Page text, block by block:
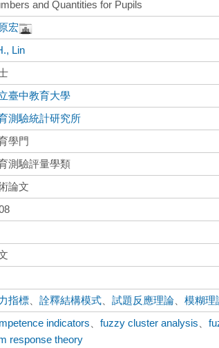
and Quantities for Pupils
宏
Lin
臺中教育大學
測驗統計研究所
學門
測驗評量學類
論文
指標 、詮釋結構模式 、試題反應理論 、模糊理
indicators 、fuzzy cluster analysis 、
response theory